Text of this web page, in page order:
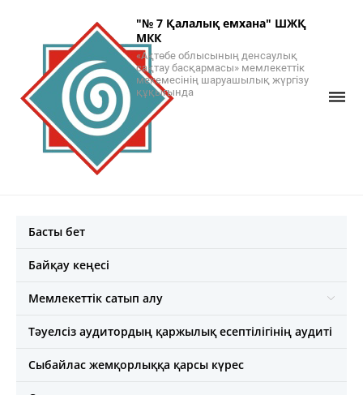
"№ 7 Қалалық емхана" ШЖҚ
МКК
«Ақтөбе облысының денсаулық
сақтау басқармасы» мемлекеттік
мекемесінің шаруашылық жүргізу
құқығында
Басты бет
Байқау кеңесі
Мемлекеттік сатып алу
Тәуелсіз аудитордың қаржылық есептілігінің аудиті
Сыбайлас жемқорлыққа қарсы күрес